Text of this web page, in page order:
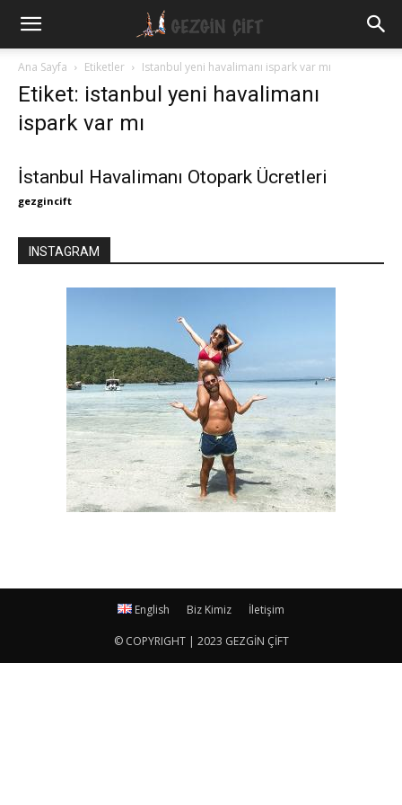
Gezgin
Çift
Ana Sayfa Etiketler Istanbul yeni havalimanı ispark var mı
Etiket: istanbul yeni havalimanı
ispark var mı
İstanbul Havalimanı Otopark Ücretleri
gezgincift
INSTAGRAM
English Biz Kimiz İletişim
© COPYRIGHT | 2023 GEZGİN ÇİFT